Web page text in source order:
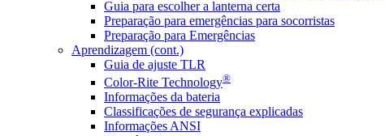
Guia para escolher a lanterna certa
Preparação para emergências para socorristas
Preparação para Emergências
Aprendizagem (cont.)
Guia de ajuste TLR
Color-Rite Technology®
Informações da bateria
Classificações de segurança explicadas
Informações ANSI